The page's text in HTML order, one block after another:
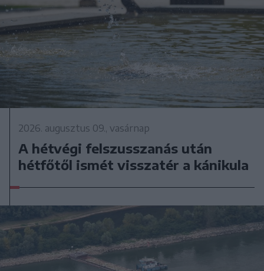
2026. augusztus 09., vasárnap
A hétvégi felszusszanás után
hétfőtől ismét visszatér a kánikula